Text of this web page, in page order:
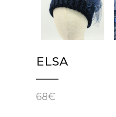
ELSA
68€